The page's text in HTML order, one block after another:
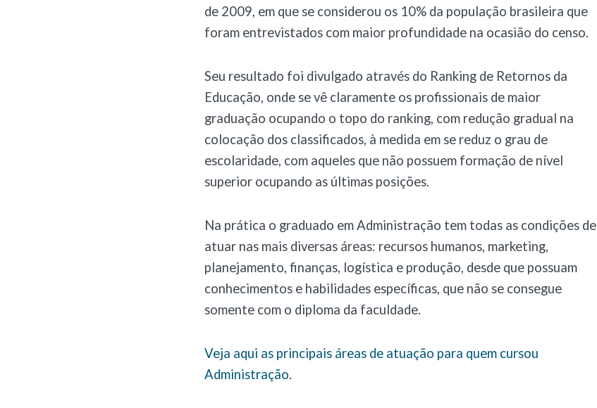
de 2009, em que se considerou os 10% da população brasileira que
foram entrevistados com maior profundidade na ocasião do censo.
Seu resultado foi divulgado através do Ranking de Retornos da
Educação, onde se vê claramente os profissionais de maior
graduação ocupando o topo do ranking, com redução gradual na
colocação dos classificados, à medida em se reduz o grau de
escolaridade, com aqueles que não possuem formação de nível
superior ocupando as últimas posições.
Na prática o graduado em Administração tem todas as condições de
atuar nas mais diversas áreas: recursos humanos, marketing,
planejamento, finanças, logística e produção, desde que possuam
conhecimentos e habilidades específicas, que não se consegue
somente com o diploma da faculdade.
Veja aqui as principais áreas de atuação para quem cursou
Administração.